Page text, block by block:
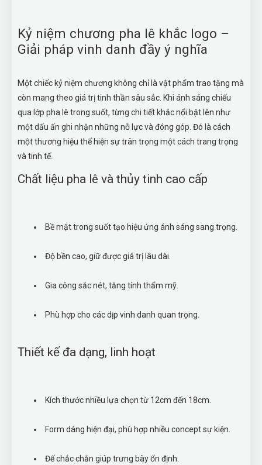
Kỷ niệm chương pha lê khắc logo –
Giải pháp vinh danh đầy ý nghĩa
Một chiếc kỷ niệm chương không chỉ là vật phẩm trao tặng mà
còn mang theo giá trị tinh thần sâu sắc. Khi ánh sáng chiếu
qua lớp pha lê trong suốt, từng chi tiết khắc nổi bật lên như
một dấu ấn ghi nhận những nỗ lực và đóng góp. Đó là cách
một thương hiệu thể hiện sự trân trọng một cách trang trọng
và tinh tế.
Chất liệu pha lê và thủy tinh cao cấp
Bề mặt trong suốt tạo hiệu ứng ánh sáng sang trọng.
Độ bền cao, giữ được giá trị lâu dài.
Gia công sắc nét, tăng tính thẩm mỹ.
Phù hợp cho các dịp vinh danh quan trọng.
Thiết kế đa dạng, linh hoạt
Kích thước nhiều lựa chọn từ 12cm đến 18cm.
Form dáng hiện đại, phù hợp nhiều concept sự kiện.
Đế chắc chắn giúp trưng bày ổn định.